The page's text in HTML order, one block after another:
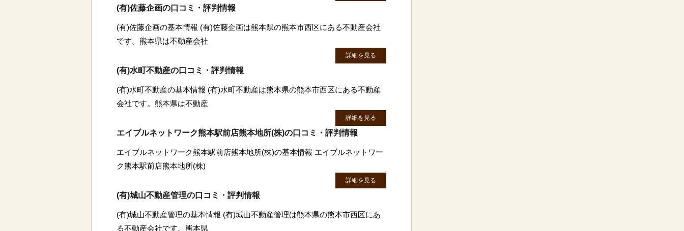
(有)佐藤企画の口コミ・評判情報
(有)佐藤企画の基本情報 (有)佐藤企画は熊本県の熊本市西区にある不動産会社
です。熊本県は不動産会社
詳細を見る
(有)水町不動産の口コミ・評判情報
(有)水町不動産の基本情報 (有)水町不動産は熊本県の熊本市西区にある不動産
会社です。熊本県は不動産
詳細を見る
エイブルネットワーク熊本駅前店熊本地所(株)の口コミ・評判情報
エイブルネットワーク熊本駅前店熊本地所(株)の基本情報 エイブルネットワー
ク熊本駅前店熊本地所(株)
詳細を見る
(有)城山不動産管理の口コミ・評判情報
(有)城山不動産管理の基本情報 (有)城山不動産管理は熊本県の熊本市西区にあ
る不動産会社です。熊本県